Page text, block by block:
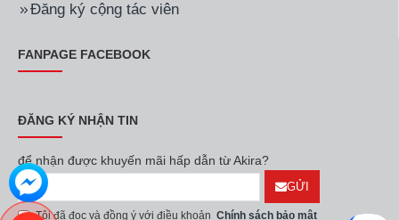
Đăng ký cộng tác viên
FANPAGE FACEBOOK
ĐĂNG KÝ NHẬN TIN
để nhận được khuyến mãi hấp dẫn từ Akira?
GỬI
Tôi đã đọc và đồng ý với điều khoản Chính sách bảo mật